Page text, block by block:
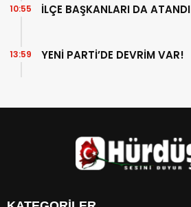
İLÇE BAŞKANLARI DA ATANDI
10:55
YENİ PARTİ’DE DEVRİM VAR!
13:59